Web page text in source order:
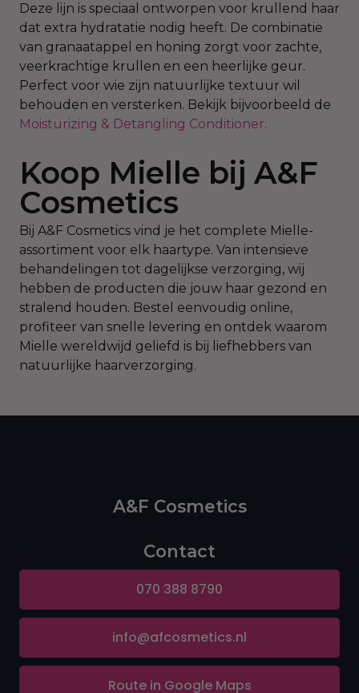
Deze lijn is speciaal ontworpen voor krullend haar
dat extra hydratatie nodig heeft. De combinatie
van granaatappel en honing zorgt voor zachte,
veerkrachtige krullen en een heerlijke geur.
Perfect voor wie zijn natuurlijke textuur wil
behouden en versterken. Bekijk bijvoorbeeld de
Moisturizing & Detangling Conditioner.
Koop Mielle bij A&F
Cosmetics
Bij A&F Cosmetics vind je het complete Mielle-
assortiment voor elk haartype. Van intensieve
behandelingen tot dagelijkse verzorging, wij
hebben de producten die jouw haar gezond en
stralend houden. Bestel eenvoudig online,
profiteer van snelle levering en ontdek waarom
Mielle wereldwijd geliefd is bij liefhebbers van
natuurlijke haarverzorging.
A&F Cosmetics
Contact
070 388 8790
info@afcosmetics.nl
Route in Google Maps